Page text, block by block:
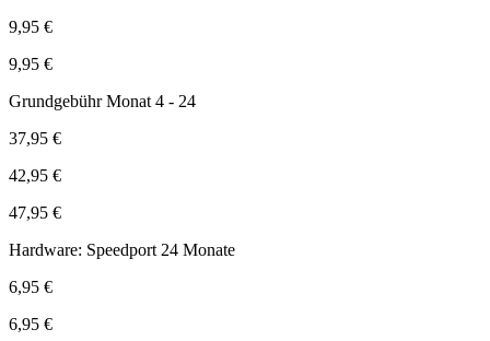
9,95 €
9,95 €
Grundgebühr Monat 4 - 24
37,95 €
42,95 €
47,95 €
Hardware: Speedport 24 Monate
6,95 €
6,95 €